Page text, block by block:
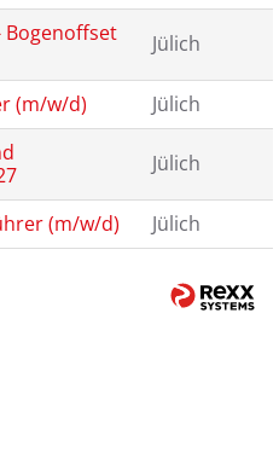
Bogenoffset
Jülich
(m/w/d)
Jülich
Jülich
(m/w/d) Jülich